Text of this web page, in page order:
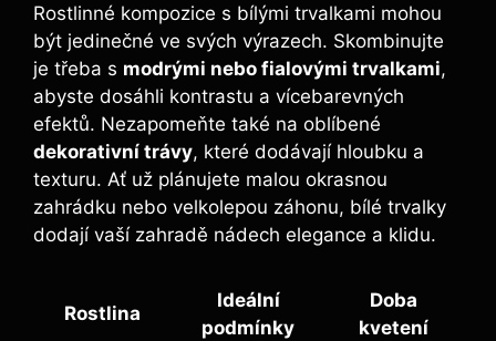
Rostlinné kompozice s bílými trvalkami mohou⁢
být jedinečné ve⁣ svých výrazech. Skombinujte
je třeba s modrými nebo fialovými trvalkami,
abyste dosáhli kontrastu a vícebarevných
efektů. Nezapomeňte také na oblíbené
dekorativní ‌trávy, které dodávají hloubku ⁢a‍
texturu.⁣ Ať⁣ už plánujete malou‍ okrasnou
zahrádku nebo velkolepou záhonu, ⁤bílé trvalky
dodají⁢ vaší ⁢zahradě nádech elegance a klidu.
Rostlina
Ideální
podmínky
Doba
kvetení